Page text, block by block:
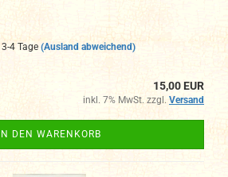
3-4 Tage (Ausland abweichend)
15,00 EUR
inkl. 7% MwSt. zzgl.Versand
IN DEN WARENKORB